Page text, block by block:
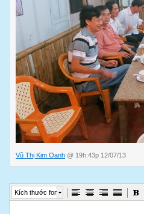
Vũ Thị Kim Oanh @ 19h:43p 12/07/13
Kích thước font